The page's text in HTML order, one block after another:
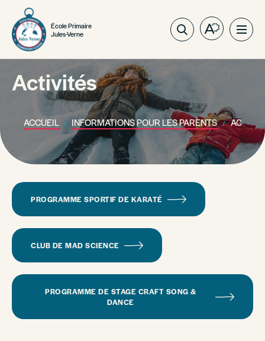
École Primaire
Jules-Verne
Ouvrez
barre
Activités
ACCUEIL INFORMATIONS POUR LES PARENTS
PROGRAMME SPORTIF DE KARATÉ
CLUB DE MAD SCIENCE
PROGRAMME DE STAGE CRAFT SONG &
DANCE